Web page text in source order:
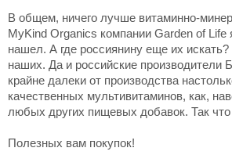
В общем, ничего лучше витаминно-
MyKind Organics компании Garden of Life
нашел. А где россиянину еще их
наших. Да и российские производители
крайне далеки от производства
качественных мультивитаминов, как,
любых других пищевых добавок. Так
Полезных вам покупок!